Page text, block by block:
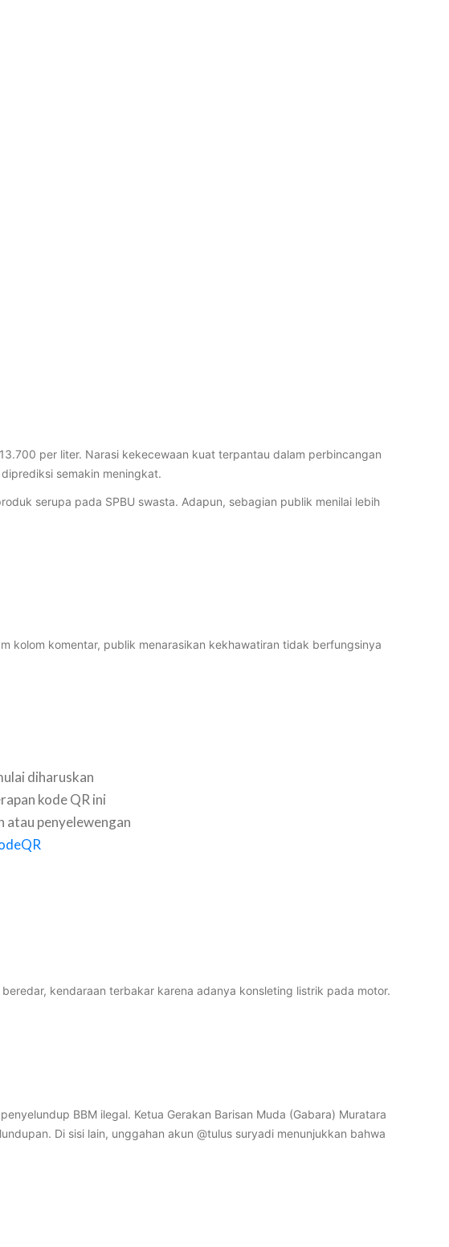
per liter. Narasi kekecewaan kuat terpantau dalam perbincangan
semakin meningkat.
serupa pada SPBU swasta. Adapun, sebagian publik menilai lebih
kolom komentar, publik menarasikan kekhawatiran tidak berfungsinya
diharuskan
kode QR ini
atau penyelewengan
kendaraan terbakar karena adanya konsleting listrik pada motor.
BBM ilegal. Ketua Gerakan Barisan Muda (Gabara) Muratara
Di sisi lain, unggahan akun @tulus suryadi menunjukkan bahwa